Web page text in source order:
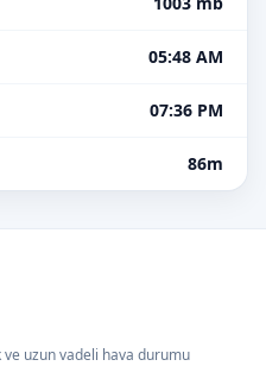
05:48 AM
07:36 PM
86m
uzun vadeli hava durumu